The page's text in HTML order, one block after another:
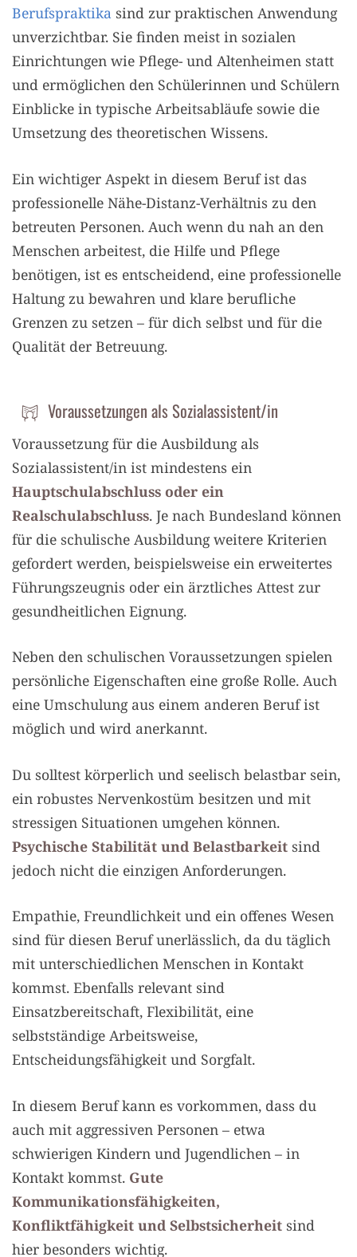
Berufspraktika sind zur praktischen Anwendung
unverzichtbar. Sie finden meist in sozialen
Einrichtungen wie Pflege- und Altenheimen statt
und ermöglichen den Schülerinnen und Schülern
Einblicke in typische Arbeitsabläufe sowie die
Umsetzung des theoretischen Wissens.
Ein wichtiger Aspekt in diesem Beruf ist das
professionelle Nähe-Distanz-Verhältnis zu den
betreuten Personen. Auch wenn du nah an den
Menschen arbeitest, die Hilfe und Pflege
benötigen, ist es entscheidend, eine professionelle
Haltung zu bewahren und klare berufliche
Grenzen zu setzen – für dich selbst und für die
Qualität der Betreuung.
Voraussetzungen als Sozialassistent/in
Voraussetzung für die Ausbildung als
Sozialassistent/in ist mindestens ein
Hauptschulabschluss oder ein
Realschulabschluss. Je nach Bundesland können
für die schulische Ausbildung weitere Kriterien
gefordert werden, beispielsweise ein erweitertes
Führungszeugnis oder ein ärztliches Attest zur
gesundheitlichen Eignung.
Neben den schulischen Voraussetzungen spielen
persönliche Eigenschaften eine große Rolle. Auch
eine Umschulung aus einem anderen Beruf ist
möglich und wird anerkannt.
Du solltest körperlich und seelisch belastbar sein,
ein robustes Nervenkostüm besitzen und mit
stressigen Situationen umgehen können.
Psychische Stabilität und Belastbarkeit sind
jedoch nicht die einzigen Anforderungen.
Empathie, Freundlichkeit und ein offenes Wesen
sind für diesen Beruf unerlässlich, da du täglich
mit unterschiedlichen Menschen in Kontakt
kommst. Ebenfalls relevant sind
Einsatzbereitschaft, Flexibilität, eine
selbstständige Arbeitsweise,
Entscheidungsfähigkeit und Sorgfalt.
In diesem Beruf kann es vorkommen, dass du
auch mit aggressiven Personen – etwa
schwierigen Kindern und Jugendlichen – in
Kontakt kommst. Gute
Kommunikationsfähigkeiten,
Konfliktfähigkeit und Selbstsicherheit sind
hier besonders wichtig.